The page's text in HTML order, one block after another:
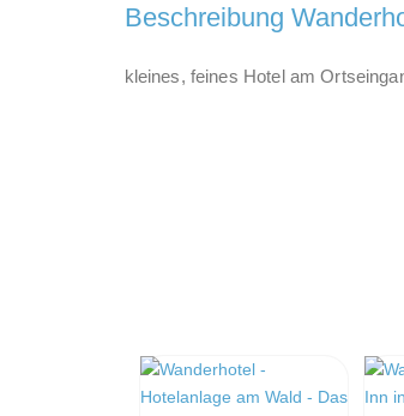
Beschreibung
kleines, feines Hotel am